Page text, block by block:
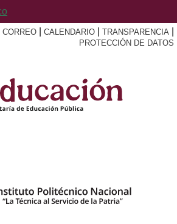
CORREO CALENDARIO TRANSPARENCIA
PROTECCIÓN DE DATOS